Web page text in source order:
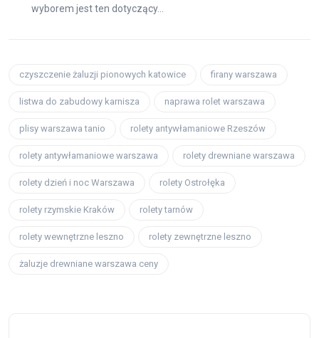
wyborem jest ten dotyczący...
czyszczenie żaluzji pionowych katowice firany warszawa
listwa do zabudowy karnisza naprawa rolet warszawa
plisy warszawa tanio rolety antywłamaniowe Rzeszów
rolety antywłamaniowe warszawa rolety drewniane warszawa
rolety dzień i noc Warszawa rolety Ostrołęka
rolety rzymskie Kraków rolety tarnów
rolety wewnętrzne leszno rolety zewnętrzne leszno
żaluzje drewniane warszawa ceny